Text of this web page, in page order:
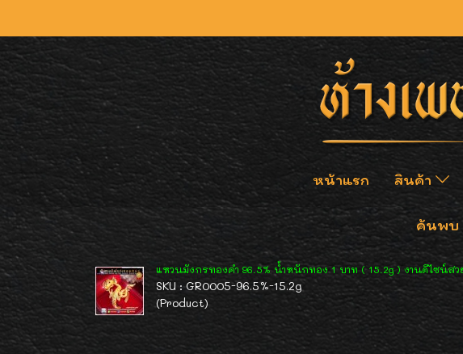
หน้าแรก สินค้า
ค้นพบ
แหวนมังกรทองคำ 96.5% น้ำหนักทอง 1 บาท ( 15.2g ) งานดีไซน์สว
SKU : GR0005-96.5%-15.2g
(Product)